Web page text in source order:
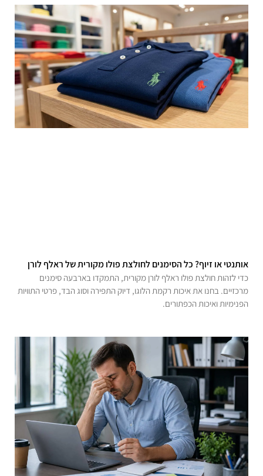
אותנטי או זיוף? כל הסימנים לחולצת פולו מקורית של ראלף לורן
כדי לזהות חולצת פולו ראלף לורן מקורית, התמקדו בארבעה סימנים
מרכזיים. בחנו את איכות רקמת הלוגו, דיוק התפירה וסוג הבד, פרטי התוויות
הפנימיות ואיכות הכפתורים.